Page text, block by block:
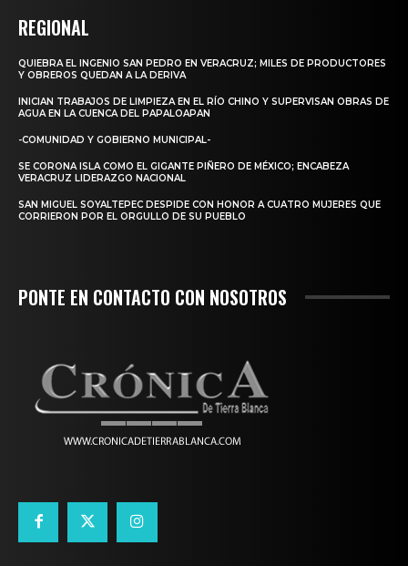
REGIONAL
QUIEBRA EL INGENIO SAN PEDRO EN VERACRUZ; MILES DE PRODUCTORES
Y OBREROS QUEDAN A LA DERIVA
INICIAN TRABAJOS DE LIMPIEZA EN EL RÍO CHINO Y SUPERVISAN OBRAS DE
AGUA EN LA CUENCA DEL PAPALOAPAN
-COMUNIDAD Y GOBIERNO MUNICIPAL-
SE CORONA ISLA COMO EL GIGANTE PIÑERO DE MÉXICO; ENCABEZA
VERACRUZ LIDERAZGO NACIONAL
SAN MIGUEL SOYALTEPEC DESPIDE CON HONOR A CUATRO MUJERES QUE
CORRIERON POR EL ORGULLO DE SU PUEBLO
PONTE EN CONTACTO CON NOSOTROS